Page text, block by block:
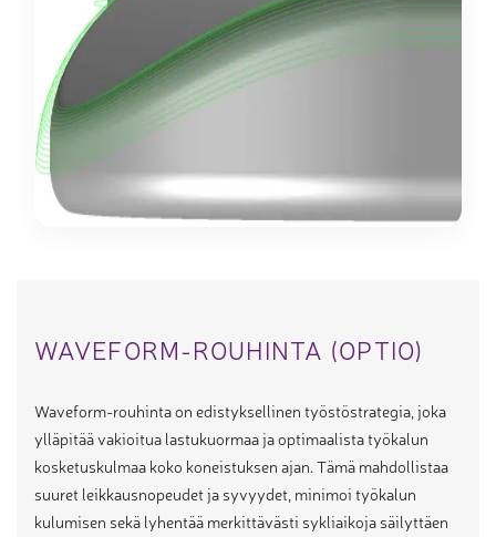
WAVEFORM-ROUHINTA (OPTIO)
Waveform-rouhinta on edistyksellinen työstöstrategia, joka
ylläpitää vakioitua lastukuormaa ja optimaalista työkalun
kosketuskulmaa koko koneistuksen ajan. Tämä mahdollistaa
suuret leikkausnopeudet ja syvyydet, minimoi työkalun
kulumisen sekä lyhentää merkittävästi sykliaikoja säilyttäen